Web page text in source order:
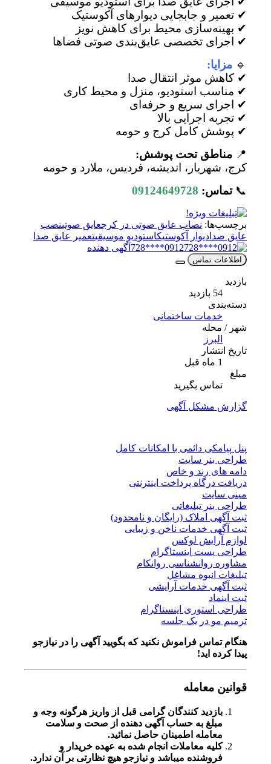
✔ تعمیر و جابجایی دیوارهای آکوستیک
✔ بهینه‌سازی محیط برای کاهش نویز
✔ اجرای تخصصی عایق‌بندی صوتی فضاها
مزایا:
✔ کاهش موثر انتقال صدا
✔ مناسب استودیو، منزل و محیط کاری
✔ اجرای سریع و حرفه‌ای
✔ تجربه اجرایی بالا
✔ پوشش کامل کرج و حومه
مناطق تحت پوشش:
کرج، شهریار، اندیشه، فردیس، ملارد و حومه
تماس: 09124649728
برچسب‌ها:نصاب عایق صوتی در کرج عایق صوتی نصب
عایق صدادیوار آکوستیکاستودیو موسیقیتعمیر عایق صدا
0912****728
آگهی دهنده
اطلاعات تماس
دسته‌بندی
خدمات ساختمانی
شهر / محله
تاریخ انتشار
تماس بگیرید
گزارش مشکل آگهی
پنل پیامکی دائمی با امکانات کامل
طراحی بنر سایت
دامه های رند و خاص
دریافت درگاه پرداخت اینترنتی
مینی سایت
طراحی بنر تبلیغاتی
ثبت آگهی املاک (رایگان و نامحدود)
ثبت آگهی خدمات ناخن و زیبایی
لوازم آرایش لوکس
طراحی پست اینستاگرام
مشاوره روانشناسی روانکام
تبلیغات انبوه مشاغل
ثبت آگهی خدمات آرایشی
ثبت اینماد
طراحی استوری اینستاگرام
ترمیم مو در یک جلسه
هنگام تماس فراموش نکنید که بگویید آگهی را در نیازجو
پیدا کرده اید!
قوانین معامله
بازدید کنندگان گرامی قبل از واریز هرگونه وجه و
مبلغ به حساب آگهی دهنده از صحت و سلامت
معامله اطمینان حاصل نمائید.
کلیه معاملات انجام شده به عهده خریدار و
فروشنده میباشد و نیازجو هیچ نظارتی بر آن ندارد.